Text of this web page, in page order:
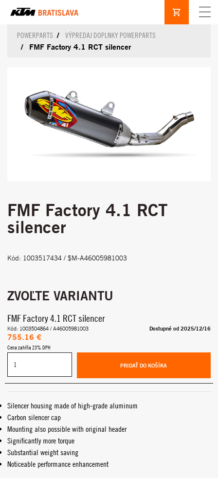
POWERPARTS VÝPREDAJ DOPLNKY POWERPARTS
FMF Factory 4.1 RCT silencer
FMF Factory 4.1 RCT
silencer
Kód: 1003517434 / $M-A46005981003
ZVOĽTE VARIANTU
FMF Factory 4.1 RCT silencer
Kód: 1003504864 / A46005981003 Dostupné od 2025/12/16
755.16 €
Cena zahŕňa 23% DPH
PRIDAŤ DO KOŠÍKA
Silencer housing made of high-grade aluminum
Carbon silencer cap
Mounting also possible with original header
Significantly more torque
Substantial weight saving
Noticeable performance enhancement